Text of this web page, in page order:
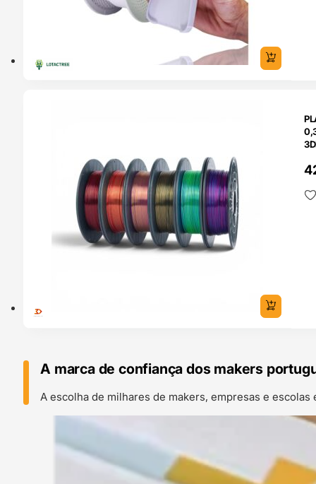
A marca de confiança dos makers
A escolha de milhares de makers, empresas e escolas